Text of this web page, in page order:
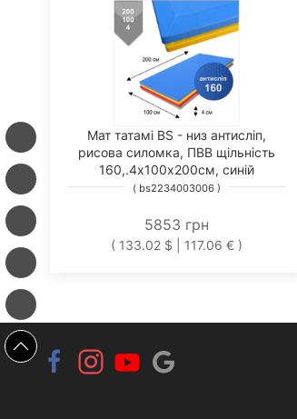
Мат татамі BS - низ антисліп,
рисова силомка, ПВВ щільність
160,.4х100х200см, синій
( bs2234003006 )
5853 грн
( 133.02 $ | 117.06 € )